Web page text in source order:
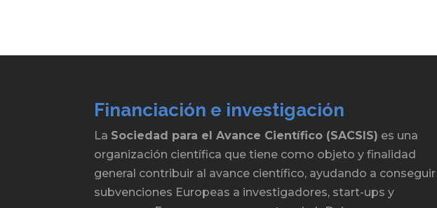
Financiación e investigación
La Sociedad para el Avance Científico (SACSIS) es una
organización científica que tiene como objeto y finalidad
general contribuir al avance científico, ayudando a conseguir
subvenciones Europeas a investigadores, start-ups y